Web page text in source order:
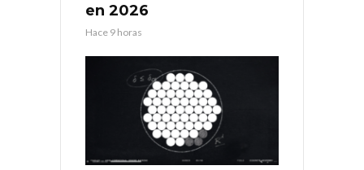
en 2026
Hace 9 horas